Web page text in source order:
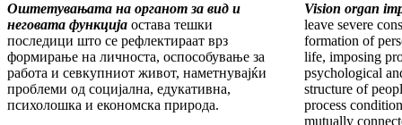
Оштетувањата на органот за вид и
неговата функција остава тешки
последици што се рефлектираат врз
формирање на личноста, оспособување за
работа и севкупниот живот, наметнувајќи
проблеми од социјална, едукативна,
психолошка и економска природа.
Vision organ
leave severe
formation of
life, imposing
psychological
structure of
process
mutually